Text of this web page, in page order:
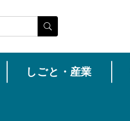
しごと・産業